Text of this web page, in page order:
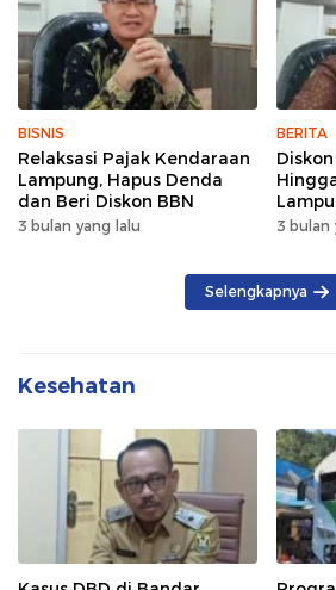
BISNIS
Relaksasi Pajak Kendaraan
Lampung, Hapus Denda
dan Beri Diskon BBN
3 bulan yang lalu
BERITA
3 bulan
Selengkapnya
Kesehatan